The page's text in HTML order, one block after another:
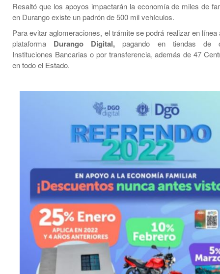
Resaltó que los apoyos impactarán la economía de miles de
en Durango existe un padrón de 500 mil vehículos.
Para evitar aglomeraciones, el trámite se podrá realizar en
plataforma Durango Digital, pagando en tiendas de
Instituciones Bancarias o por transferencia, además de 47
en todo el Estado.